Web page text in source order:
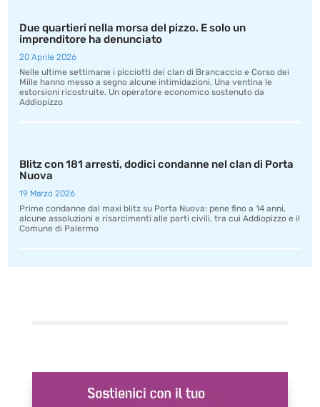
Due quartieri nella morsa del pizzo. E solo un
imprenditore ha denunciato
20 Aprile 2026
Nelle ultime settimane i picciotti dei clan di Brancaccio e Corso dei
Mille hanno messo a segno alcune intimidazioni. Una ventina le
estorsioni ricostruite. Un operatore economico sostenuto da
Addiopizzo
Blitz con 181 arresti, dodici condanne nel clan di Porta
Nuova
19 Marzo 2026
Prime condanne dal maxi blitz su Porta Nuova: pene fino a 14 anni,
alcune assoluzioni e risarcimenti alle parti civili, tra cui Addiopizzo e il
Comune di Palermo